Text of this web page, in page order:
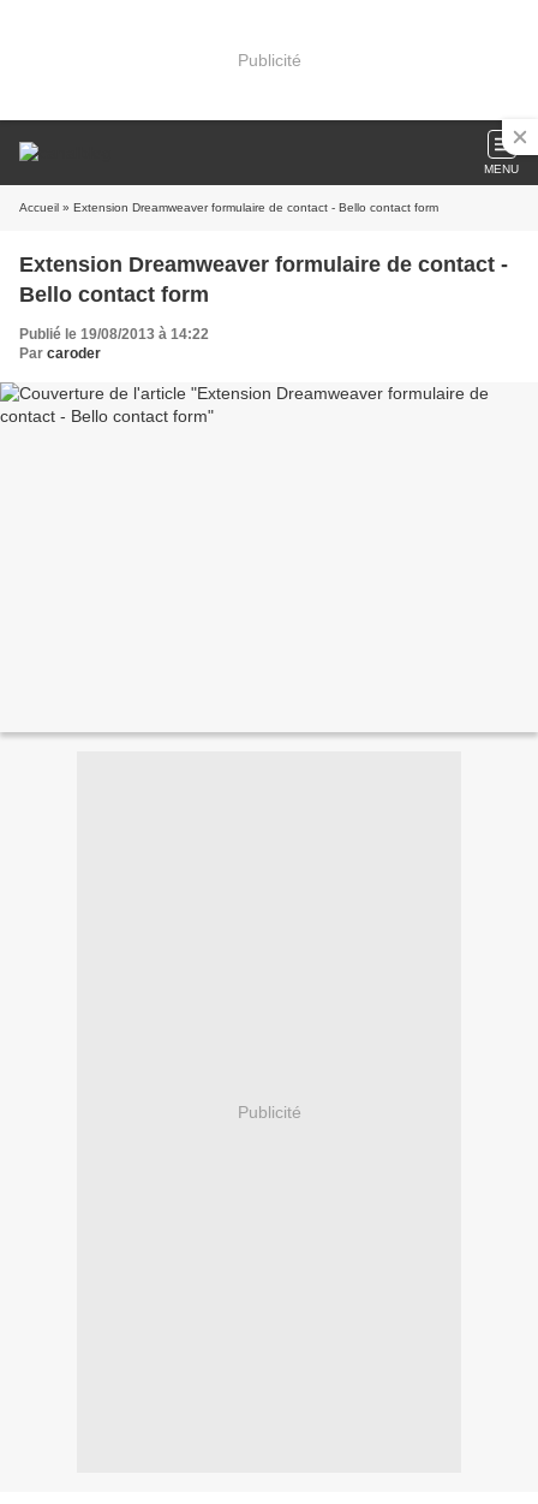
Publicité
MENU
Accueil » Extension Dreamweaver formulaire de contact - Bello contact form
Extension Dreamweaver formulaire de contact -
Bello contact form
Publié le 19/08/2013 à 14:22
Par caroder
Publicité